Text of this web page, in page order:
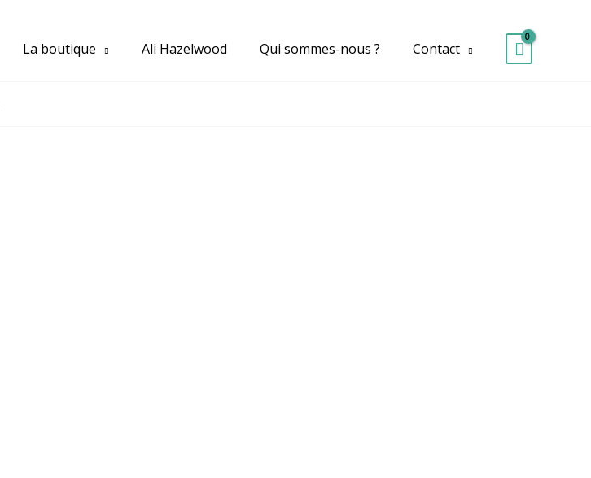
La boutique Ali Hazelwood Qui sommes-nous ? Contact